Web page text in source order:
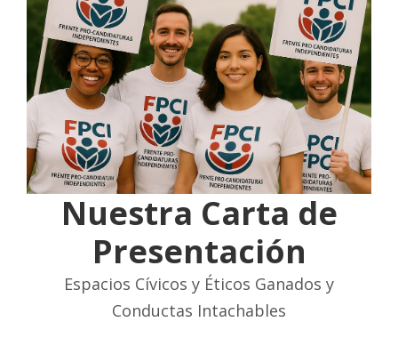
Nuestra Carta de
Presentación
Espacios Cívicos y Éticos Ganados y
Conductas Intachables